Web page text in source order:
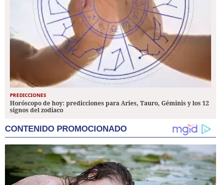
PREDICCIONES
Horóscopo de hoy: predicciones para Aries, Tauro, Géminis y los 12
signos del zodiaco
CONTENIDO PROMOCIONADO